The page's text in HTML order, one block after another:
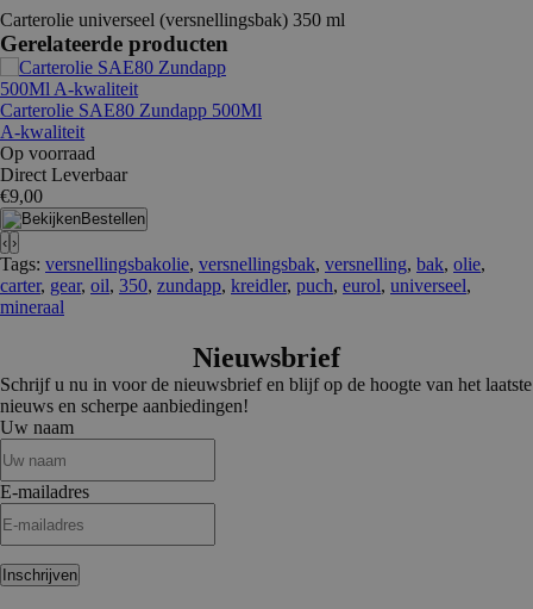
Carterolie universeel (versnellingsbak) 350 ml
Gerelateerde producten
Carterolie SAE80 Zundapp 500Ml
A-kwaliteit
Op voorraad
Direct Leverbaar
€9,00
Bestellen
‹ ›
Tags: versnellingsbakolie, versnellingsbak, versnelling, bak, olie,
carter, gear, oil, 350, zundapp, kreidler, puch, eurol, universeel,
mineraal
Nieuwsbrief
Schrijf u nu in voor de nieuwsbrief en blijf op de hoogte van het laatste
nieuws en scherpe aanbiedingen!
Uw naam
E-mailadres
Inschrijven